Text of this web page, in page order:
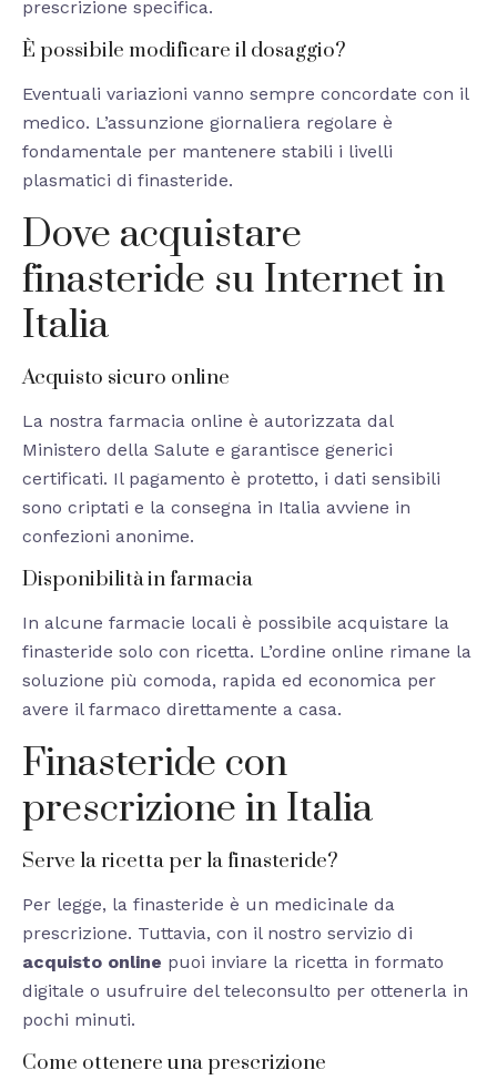
prescrizione specifica.
È possibile modificare il dosaggio?
Eventuali variazioni vanno sempre concordate con il
medico. L’assunzione giornaliera regolare è
fondamentale per mantenere stabili i livelli
plasmatici di finasteride.
Dove acquistare
finasteride su Internet in
Italia
Acquisto sicuro online
La nostra farmacia online è autorizzata dal
Ministero della Salute e garantisce generici
certificati. Il pagamento è protetto, i dati sensibili
sono criptati e la consegna in Italia avviene in
confezioni anonime.
Disponibilità in farmacia
In alcune farmacie locali è possibile acquistare la
finasteride solo con ricetta. L’ordine online rimane la
soluzione più comoda, rapida ed economica per
avere il farmaco direttamente a casa.
Finasteride con
prescrizione in Italia
Serve la ricetta per la finasteride?
Per legge, la finasteride è un medicinale da
prescrizione. Tuttavia, con il nostro servizio di
acquisto online puoi inviare la ricetta in formato
digitale o usufruire del teleconsulto per ottenerla in
pochi minuti.
Come ottenere una prescrizione